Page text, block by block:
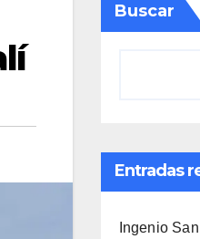
Buscar
Entradas
Ingenio